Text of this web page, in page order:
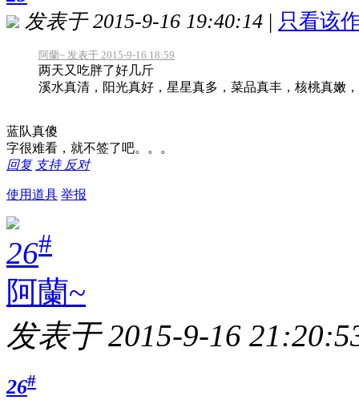
发表于 2015-9-16 19:40:14 | 只看该
阿蘭~ 发表于 2015-9-16 18:59
两天又吃胖了好几斤
溪水真清，阳光真好，星星真多，菜品真丰，核桃真嫩
蓝队真傻
字很难看，就不签了吧。。。
回复 支持 反对
使用道具 举报
26#
阿蘭~
发表于 2015-9-16
26#